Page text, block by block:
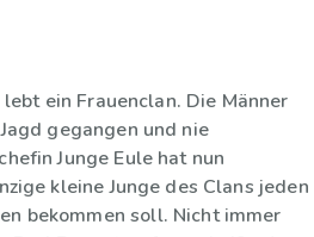
ein Frauenclan. Die Männer
gegangen und nie
Junge Eule hat nun
kleine Junge des Clans jeden
bekommen soll. Nicht immer